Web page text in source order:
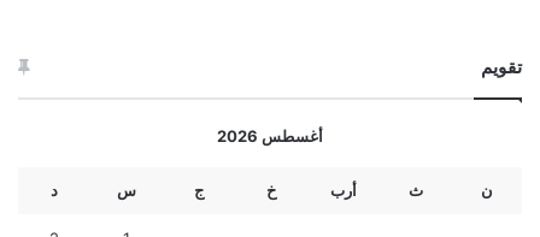
تقويم
أغسطس 2026
ن ث أرب خ ج س د